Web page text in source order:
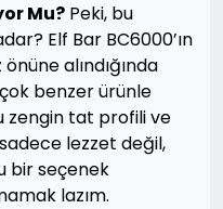
Mu? Peki, bu
Elf Bar BC6000’ın
alındığında
benzer ürünle
zengin tat profili ve
lezzet değil,
bir seçenek
lazım.